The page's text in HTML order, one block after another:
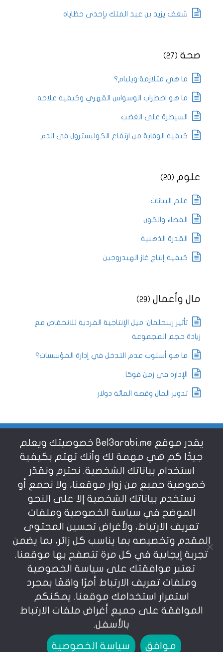
شغف يزيد بن عبد الملك بإحدى حظاياه
صحة (27)
ما هي متلازمة ويليام؟
ما هو اضطراب الوسواس القهري وكيفية علاجه
السيطرة على الغضب
كيفية الوقاية من ارتفاع الكوليسترول في الدم
علوم (20)
علم البيانات
الفضاء والكون
القدرة الذهنية
كيفية إنتاج غاز الهيدروجين
مال وأعمال (29)
تأثير رينجلمان: ميل الإنتاجية الفردية للانخفاض مع
زيادة حجم المجموعة
ما هو أسلوب عدم التدخل في إدارة المؤسسات؟
الإدارة في زمن فوكا
تدوير المال وقصة المائة دولار
شروط الاستخدام
سياسة الخصوصية
عن بالعربي
يمنع نسخ أو إعادة استخدام المواد المنشورة على
موقعنا تحت طائلة المسؤولية، إن أي استخدام أو إعادة
نشر أو إجتزاء بدون اذن خطي مسبق يعد انتهاكاُ لشروط
الإستخدام المعرفة بوضوح في موقعنا. © bel3arabi.me
جميع الحقوق محفوظة
يقدر موقع Bel3arabi.me خصوصيتك ويعلم
جيدًا كم هي مهمة لك وأنك تهتم بكيفية
استخدام بياناتك الشخصية. نحترم ونقدّر
خصوصية جميع من زوار موقعنا، ولا نجمع أو
نستخدم بياناتك الشخصية إلا على النحو
الموضح في سياسة الخصوصية وملفات
تعريف الارتباط، ولأغراض تحسين المحتوى
المقدم وتخصيصه بما يناسب كل زائر، بما يضمن
تجربة إيجابية في كل مرة تتصفح بها موقعنا.
تعتبر موافقتك على سياسة الخصوصية
وملفات تعريف الارتباط أمرًا واقعًا بمجرد
استمرار استخدامك موقعنا. يمكنكم
الموافقة على جميع أغراض ملفات الارتباط
بالأسفل.
موافق سياسة الخصوصية